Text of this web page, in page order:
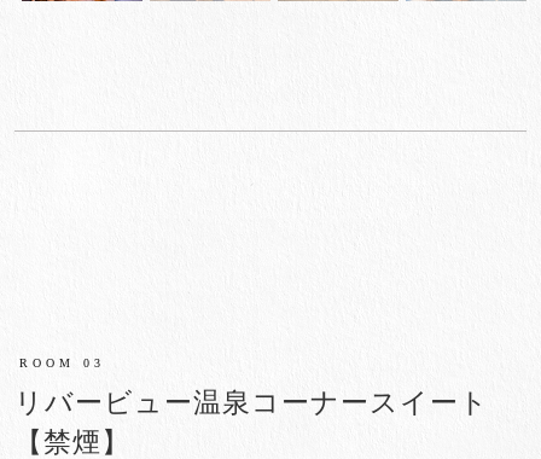
ROOM 03
リバービュー温泉コーナースイート
【禁煙】